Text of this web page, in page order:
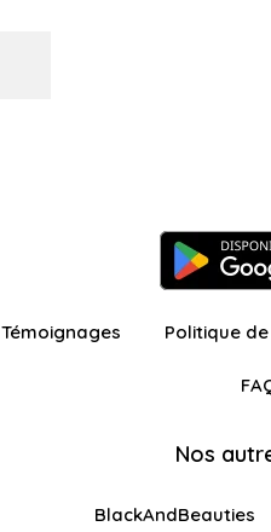
Témoignages Politique
Nos
BlackAndBeauties